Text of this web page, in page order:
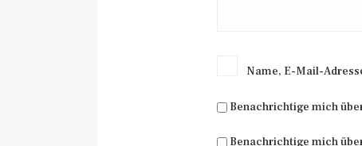
Name, E-Mail-
Benachrichtige mich
Benachrichtige mich